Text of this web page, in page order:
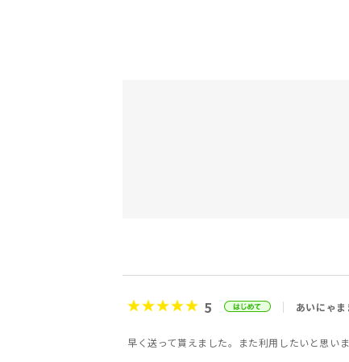
5 あいにゃ
早く送って貰えました。また利用したいと思いま